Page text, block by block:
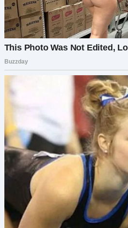
Он вздохнул, присел рядом.
стороны:
— Светочка, я не видел Сашу
наверное. Он заезжал,
и все. А я думал, что вы
Все собирался поехать
поведение. Это хорошо, что
Прости меня, дурака
голову ударила. Все
хорошо, только вот я все
встретил Наталью и понял,
был.
Наташа пошла приготовить
гостья вышла на улицу. В
завибрировал телефон. Это
— Да,— ответила Света.
— Свет, ты где? Ты что, и
отцу? Зачем? Ну кто тебя